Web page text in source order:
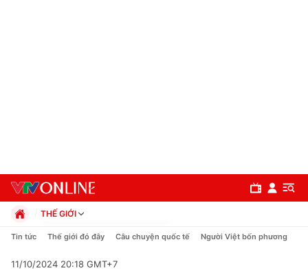
THẾ GIỚI
Chính trị
Pháp luật
Tin tức Thế giới đó đây Câu chuyện quốc tế Người Việt bốn phương
11/10/2024 20:18 GMT+7